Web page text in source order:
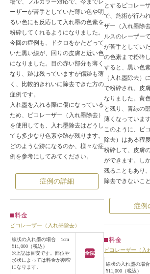
場で、フルカラー対応で、今までレ
ーザーが苦手としていた薄い色や明
るい色にも反応して入れ墨の色素を
粉砕してくれるようになりました。
今回の症例も、ドクロをかたどって
いた黒い線が、回りの皮膚と近い色
になりました。目の赤い部分も薄く
なり、跡は残っていますが傷跡も薄
く、比較的きれいに除去できた方の
症例です。
入れ墨を入れる際に傷になっている
ため、ピコレーザー（入れ墨除去）
を使用しても、入れ墨除去はどうし
ても多少なり色素や跡が残ります。
どのような跡になるのか、様々な症
例を参考にしてみてください。
症例の詳細
料金
ピコレーザー（入れ墨除去）
線状の入れ墨の場合 1cm
¥11,000（税込）
※上記は目安です。部位や
形状によっては料金が割増
になります。
全院
とするピコレー
で、施術が行わ
ザー（入れ墨除
ルスのレーザー
が苦手としてい
の色素まで粉砕
すると、黒い色
（入れ墨除去）
で粉砕され、皮
なりました。黄
と残り、青緑の
薄くなっています
このように、ピ
除去）はある程
粉砕して、皮膚
ができます。し
残ることもあり
除去できないこ
症例
料金
ピコレーザー（入
線状の入れ墨の場
¥11,000（税込）